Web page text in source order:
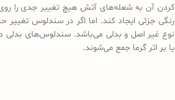
کردن آن به شعله‌های آتش هیچ تغییر جدی را
رنگی جزئی ایجاد کند. اما اگر در سندلوس
نوع غیر اصل و بدلی می‌باشد. سندلوس‌های بدلی
یا بر اثر گرما جمع می‌شوند.